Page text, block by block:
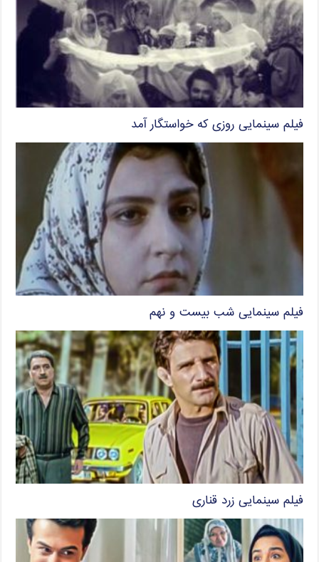
فیلم سینمایی روزی که خواستگار آمد
فیلم سینمایی شب بیست و نهم
فیلم سینمایی زرد قناری